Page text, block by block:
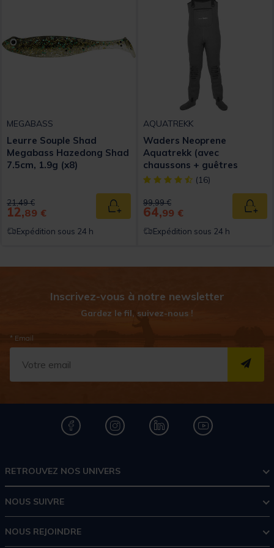
MEGABASS
Leurre Souple Shad
Megabass Hazedong Shad
7.5cm, 1.9g (x8)
Price reduced from
21,49 €to
12,89 € Ajouter au panier
Expédition sous 24 h
AQUATREKK
Waders Neoprene
Aquatrekk (avec
chaussons + guêtres
intégrées)
[object Object] out of 5
(16)
Price reduced from
99,99 €to
64,99 €
Expédition sous 24 h
Inscrivez-vous à notre newsletter
Gardez le fil, suivez-nous !
* Email
RETROUVEZ NOS UNIVERS
NOUS SUIVRE
NOUS REJOINDRE